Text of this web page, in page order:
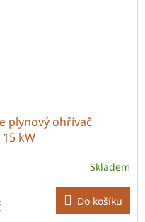
plynový ohřívač
15 kW
Skladem
Do košíku